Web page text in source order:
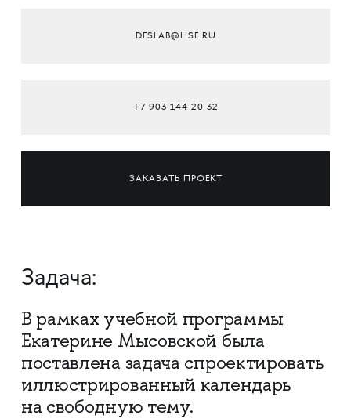
DESLAB@HSE.RU
+7 903 144 20 32
ЗАКАЗАТЬ ПРОЕКТ
Задача:
В рамках учебной программы
Екатерине Мысовской была
поставлена задача спроектировать
иллюстрированный календарь
на свободную тему.